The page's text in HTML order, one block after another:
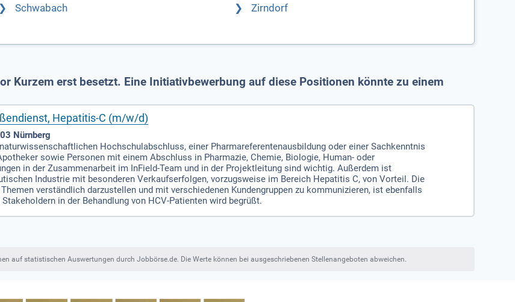
Schwabach
Zirndorf
Kurzem erst besetzt. Eine Initiativbewerbung auf diese Positionen könnte zu einem
Hepatitis-C (m/w/d)
Nürnberg
Hochschulabschluss, einer Pharmareferentenausbildung oder einer Sachkenntnis
sowie Personen mit einem Abschluss in Pharmazie, Chemie, Biologie, Human- oder
in der Zusammenarbeit im InField-Team und in der Projektleitung sind wichtig. Außerdem ist
Industrie mit besonderen Verkaufserfolgen, vorzugsweise im Bereich Hepatitis C, von Vorteil. Die
verständlich darzustellen und mit verschiedenen Kundengruppen zu kommunizieren, ist ebenfalls
in der Behandlung von HCV-Patienten wird begrüßt.
auf statistischen Auswertungen durch Jobbörse.de. Die Werte können bei ausgeschriebenen Stellenangeboten abweichen.